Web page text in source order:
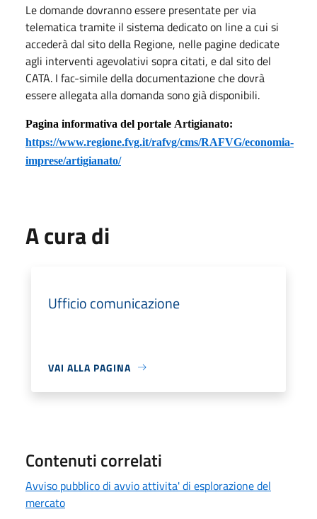
Le domande dovranno essere presentate per via
telematica tramite il sistema dedicato on line a cui si
accederà dal sito della Regione, nelle pagine dedicate
agli interventi agevolativi sopra citati, e dal sito del
CATA. I fac-simile della documentazione che dovrà
essere allegata alla domanda sono già disponibili.
Pagina informativa del portale Artigianato:
https://www.regione.fvg.it/rafvg/cms/RAFVG/economia-
imprese/artigianato/
A cura di
Ufficio comunicazione
VAI ALLA PAGINA
Contenuti correlati
Avviso pubblico di avvio attivita' di esplorazione del
mercato